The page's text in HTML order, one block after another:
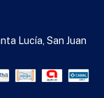
Lucía, San Juan